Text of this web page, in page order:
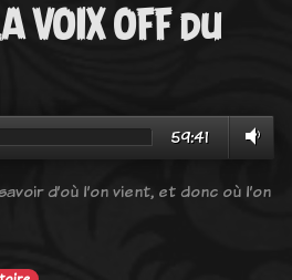
VOIX OFF du
59:41
d’où l’on vient, et donc où l’on